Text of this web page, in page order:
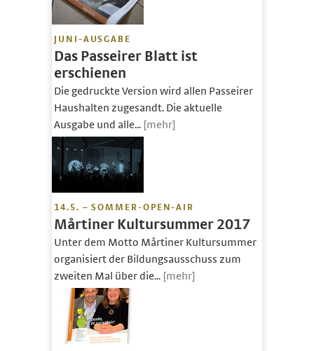
JUNI-AUSGABE
Das Passeirer Blatt ist
erschienen
Die gedruckte Version wird allen Passeirer
Haushalten zugesandt. Die aktuelle
Ausgabe und alle... [mehr]
14.5. – SOMMER-OPEN-AIR
Mårtiner Kultursummer 2017
Unter dem Motto Mårtiner Kultursummer
organisiert der Bildungsausschuss zum
zweiten Mal über die... [mehr]